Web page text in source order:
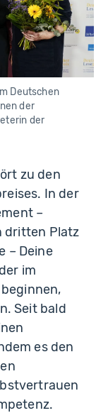
Deutschen
der
der
zu den
In der
–
dritten Platz
– Deine
im
Seit bald
es den